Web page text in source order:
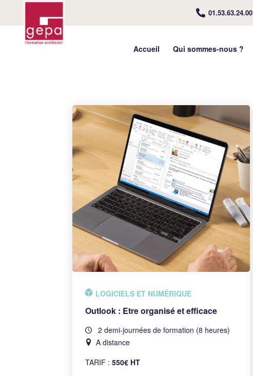
01.53.63.24.00
Accueil Qui sommes-nous ?
LOGICIELS ET NUMÉRIQUE
Outlook : Etre organisé et efficace
2 demi-journées de formation (8 heures)
A distance
TARIF : 550€ HT